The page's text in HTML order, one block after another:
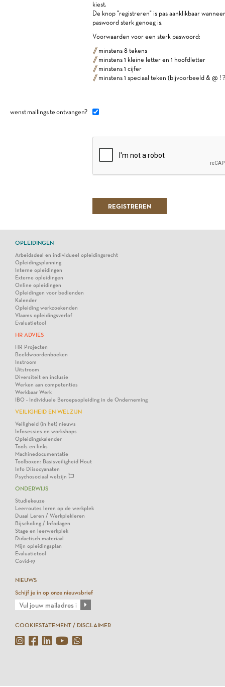
kiest.
De knop "registreren" is pas aanklikbaar
paswoord sterk genoeg is.
Voorwaarden voor een sterk paswoord:
minstens 8 tekens
minstens 1 kleine letter en 1 hoofdletter
minstens 1 cijfer
minstens 1 speciaal teken (bijvoorbeeld & @ !
wenst mailings te ontvangen?
OPLEIDINGEN
Arbeidsdeal en individueel opleidingsrecht
Opleidingsplanning
Interne opleidingen
Externe opleidingen
Online opleidingen
Opleidingen voor bedienden
Kalender
Opleiding werkzoekenden
Vlaams opleidingsverlof
Evaluatietool
HR ADVIES
HR Projecten
Beeldwoordenboeken
Instroom
Uitstroom
Diversiteit en inclusie
Werken aan competenties
Werkbaar Werk
IBO - Individuele Beroepsopleiding in de Onderneming
VEILIGHEID EN WELZIJN
Veiligheid (in het) nieuws
Infosessies en workshops
Opleidingskalender
Tools en links
Machinedocumentatie
Toolboxen: Basisveiligheid Hout
Info Diisocyanaten
Psychosociaal welzijn
ONDERWIJS
Studiekeuze
Leerroutes leren op de werkplek
Duaal Leren / Werkplekleren
Bijscholing / Infodagen
Stage en leerwerkplek
Didactisch materiaal
Mijn opleidingsplan
Evaluatietool
Covid-19
NIEUWS
Schijf je in op onze nieuwsbrief
COOKIESTATEMENT / DISCLAIMER